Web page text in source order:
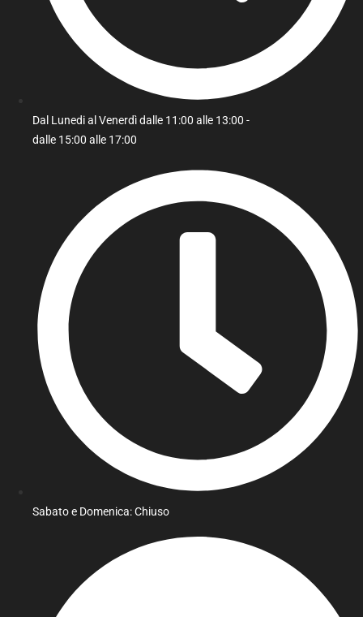
Dal Lunedi al Venerdì dalle 11:00 alle 13:00 -
dalle 15:00 alle 17:00
Sabato e Domenica: Chiuso